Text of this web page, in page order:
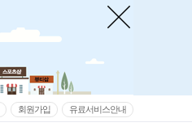
회원가입 유료서비스안내